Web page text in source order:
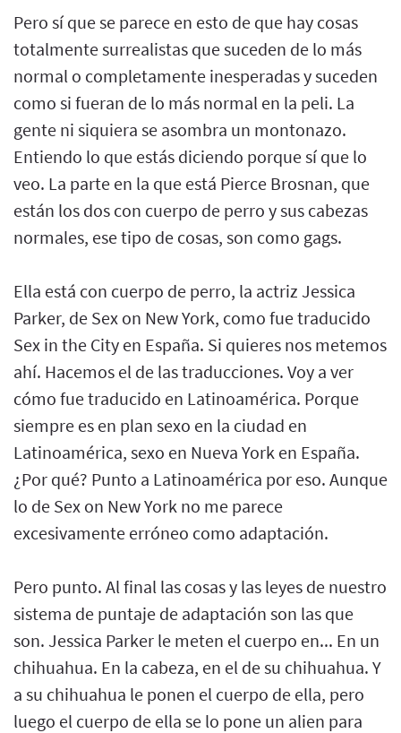
Pero sí que se parece en esto de que hay cosas
totalmente surrealistas que suceden de lo más
normal o completamente inesperadas y suceden
como si fueran de lo más normal en la peli. La
gente ni siquiera se asombra un montonazo.
Entiendo lo que estás diciendo porque sí que lo
veo. La parte en la que está Pierce Brosnan, que
están los dos con cuerpo de perro y sus cabezas
normales, ese tipo de cosas, son como gags.
Ella está con cuerpo de perro, la actriz Jessica
Parker, de Sex on New York, como fue traducido
Sex in the City en España. Si quieres nos metemos
ahí. Hacemos el de las traducciones. Voy a ver
cómo fue traducido en Latinoamérica. Porque
siempre es en plan sexo en la ciudad en
Latinoamérica, sexo en Nueva York en España.
¿Por qué? Punto a Latinoamérica por eso. Aunque
lo de Sex on New York no me parece
excesivamente erróneo como adaptación.
Pero punto. Al final las cosas y las leyes de nuestro
sistema de puntaje de adaptación son las que
son. Jessica Parker le meten el cuerpo en... En un
chihuahua. En la cabeza, en el de su chihuahua. Y
a su chihuahua le ponen el cuerpo de ella, pero
luego el cuerpo de ella se lo pone un alien para